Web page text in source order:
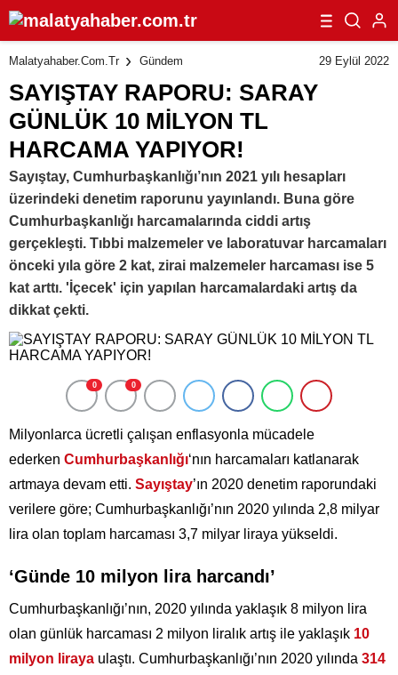
Malatyahaber.com.tr Gündem 29 Eylül 2022
SAYIŞTAY RAPORU: SARAY
GÜNLÜK 10 MİLYON TL
HARCAMA YAPIYOR!
Sayıştay, Cumhurbaşkanlığı’nın 2021 yılı hesapları
üzerindeki denetim raporunu yayınlandı. Buna göre
Cumhurbaşkanlığı harcamalarında ciddi artış
gerçekleşti. Tıbbi malzemeler ve laboratuvar harcamaları
önceki yıla göre 2 kat, zirai malzemeler harcaması ise 5
kat arttı. 'İçecek' için yapılan harcamalardaki artış da
dikkat çekti.
0 0
Milyonlarca ücretli çalışan enflasyonla mücadele
ederken Cumhurbaşkanlığı‘nın harcamaları katlanarak
artmaya devam etti. Sayıştay’ın 2020 denetim raporundaki
verilere göre; Cumhurbaşkanlığı’nın 2020 yılında 2,8 milyar
lira olan toplam harcaması 3,7 milyar liraya yükseldi.
‘Günde 10 milyon lira harcandı’
Cumhurbaşkanlığı’nın, 2020 yılında yaklaşık 8 milyon lira
olan günlük harcaması 2 milyon liralık artış ile yaklaşık 10
milyon liraya ulaştı. Cumhurbaşkanlığı’nın 2020 yılında 314